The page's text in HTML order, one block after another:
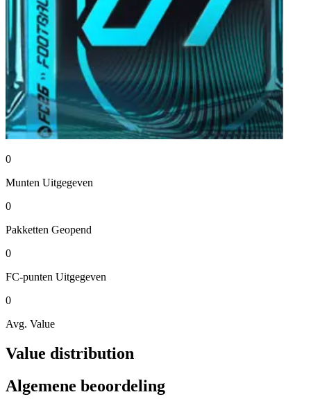
0
Munten Uitgegeven
0
Pakketten Geopend
0
FC-punten Uitgegeven
0
Avg. Value
Value distribution
Algemene beoordeling